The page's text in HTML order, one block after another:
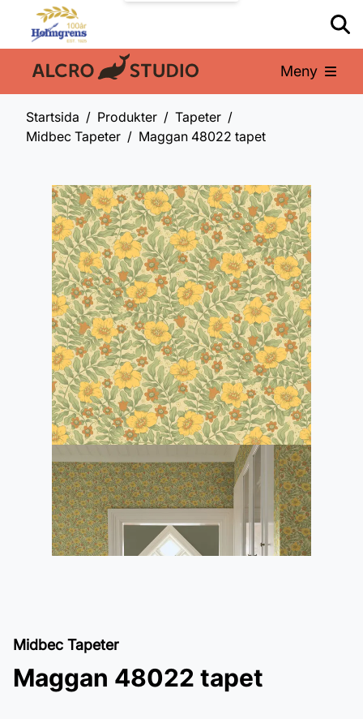
En del av: Meny
Startsida Produkter
Tapeter
Midbec Tapeter
Maggan 48022 tapet
Midbec Tapeter
Maggan 48022 tapet